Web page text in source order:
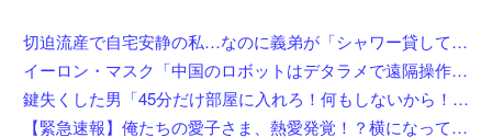
切迫流産で自宅安静の私…なのに義弟が「シャワー貸して」「泊めて」と嫌がらせレベルの連続突撃！夫経由で断ると私に直接LINEしてきて絶句←大人しく自宅の風呂に入れよ
イーロン・マスク「中国のロボットはデタラメで遠隔操作してるだけ」
鍵失くした男「45分だけ部屋に入れろ！何もしないから！」→女子大生「無理です（警察呼びます）」→男「熱中症になれってか！使えないな！」完全に不審者で草ｗｗｗ
【緊急速報】俺たちの愛子さま、熱愛発覚！？横になってしまう奴らが大量発生してしまう…